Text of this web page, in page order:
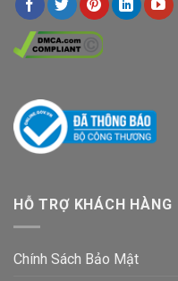
HỖ TRỢ KHÁCH HÀNG
Chính Sách Bảo Mật